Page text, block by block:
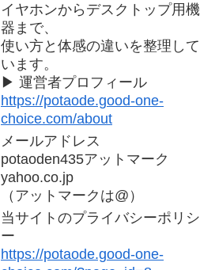
イヤホンからデスクトップ用機
器まで、
使い方と体感の違いを整理して
います。
▶ 運営者プロフィール
https://potaode.good-one-
choice.com/about
メールアドレス
potaoden435アットマーク
yahoo.co.jp
（アットマークは@）
当サイトのプライバシーポリシ
ー
https://potaode.good-one-